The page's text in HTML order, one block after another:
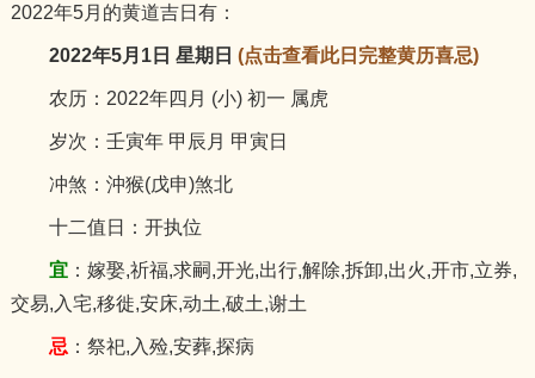
2022年5月的黄道吉日有：
2022年5月1日 星期日 (点击查看此日完整黄历喜忌)
农历：2022年四月 (小) 初一 属虎
岁次：壬寅年 甲辰月 甲寅日
冲煞：沖猴(戊申)煞北
十二值日：开执位
宜：嫁娶,祈福,求嗣,开光,出行,解除,拆卸,出火,开市,立券,
交易,入宅,移徙,安床,动土,破土,谢土
忌 ：祭祀,入殓,安葬,探病